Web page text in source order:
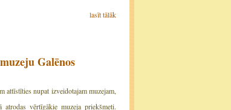
lasīt tālāk
Galēnos
attīstīties nupat izveidotajam muzejam,
vērtīgākie muzeja priekšmeti.